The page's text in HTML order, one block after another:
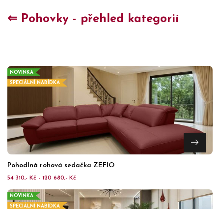
⇐ Pohovky - přehled kategorií
NOVINKA
SPECIÁLNÍ NABÍDKA
Pohodlná rohová sedačka ZEFIO
54 310,- Kč - 120 680,- Kč
NOVINKA
SPECIÁLNÍ NABÍDKA